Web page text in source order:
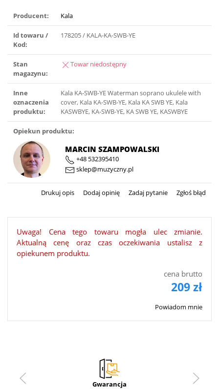
Producent: Kala
Id towaru /
Kod:
178205 / KALA-KA-SWB-YE
Stan
magazynu:
Towar niedostępny
Inne
oznaczenia
produktu:
Kala KA-SWB-YE Waterman soprano ukulele with
cover, Kala KA-SWB-YE, Kala KA SWB YE, Kala
KASWBYE, KA-SWB-YE, KA SWB YE, KASWBYE
Opiekun produktu:
MARCIN SZAMPOWALSKI
+48 532395410
sklep@muzyczny.pl
Drukuj opis Dodaj opinię Zadaj pytanie Zgłoś błąd
Uwaga! Cena tego towaru mogła ulec zmianie.
Aktualną cenę oraz czas oczekiwania ustalisz z
opiekunem produktu.
cena brutto
209 zł
Powiadom mnie
Gwarancja